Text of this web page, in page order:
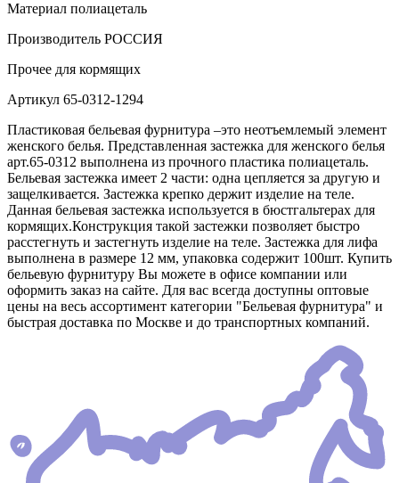
Материал полиацеталь
Производитель РОССИЯ
Прочее для кормящих
Артикул 65-0312-1294
Пластиковая бельевая фурнитура –это неотъемлемый элемент
женского белья. Представленная застежка для женского белья
арт.65-0312 выполнена из прочного пластика полиацеталь.
Бельевая застежка имеет 2 части: одна цепляется за другую и
защелкивается. Застежка крепко держит изделие на теле.
Данная бельевая застежка используется в бюстгальтерах для
кормящих.Конструкция такой застежки позволяет быстро
расстегнуть и застегнуть изделие на теле. Застежка для лифа
выполнена в размере 12 мм, упаковка содержит 100шт. Купить
бельевую фурнитуру Вы можете в офисе компании или
оформить заказ на сайте. Для вас всегда доступны оптовые
цены на весь ассортимент категории "Бельевая фурнитура" и
быстрая доставка по Москве и до транспортных компаний.